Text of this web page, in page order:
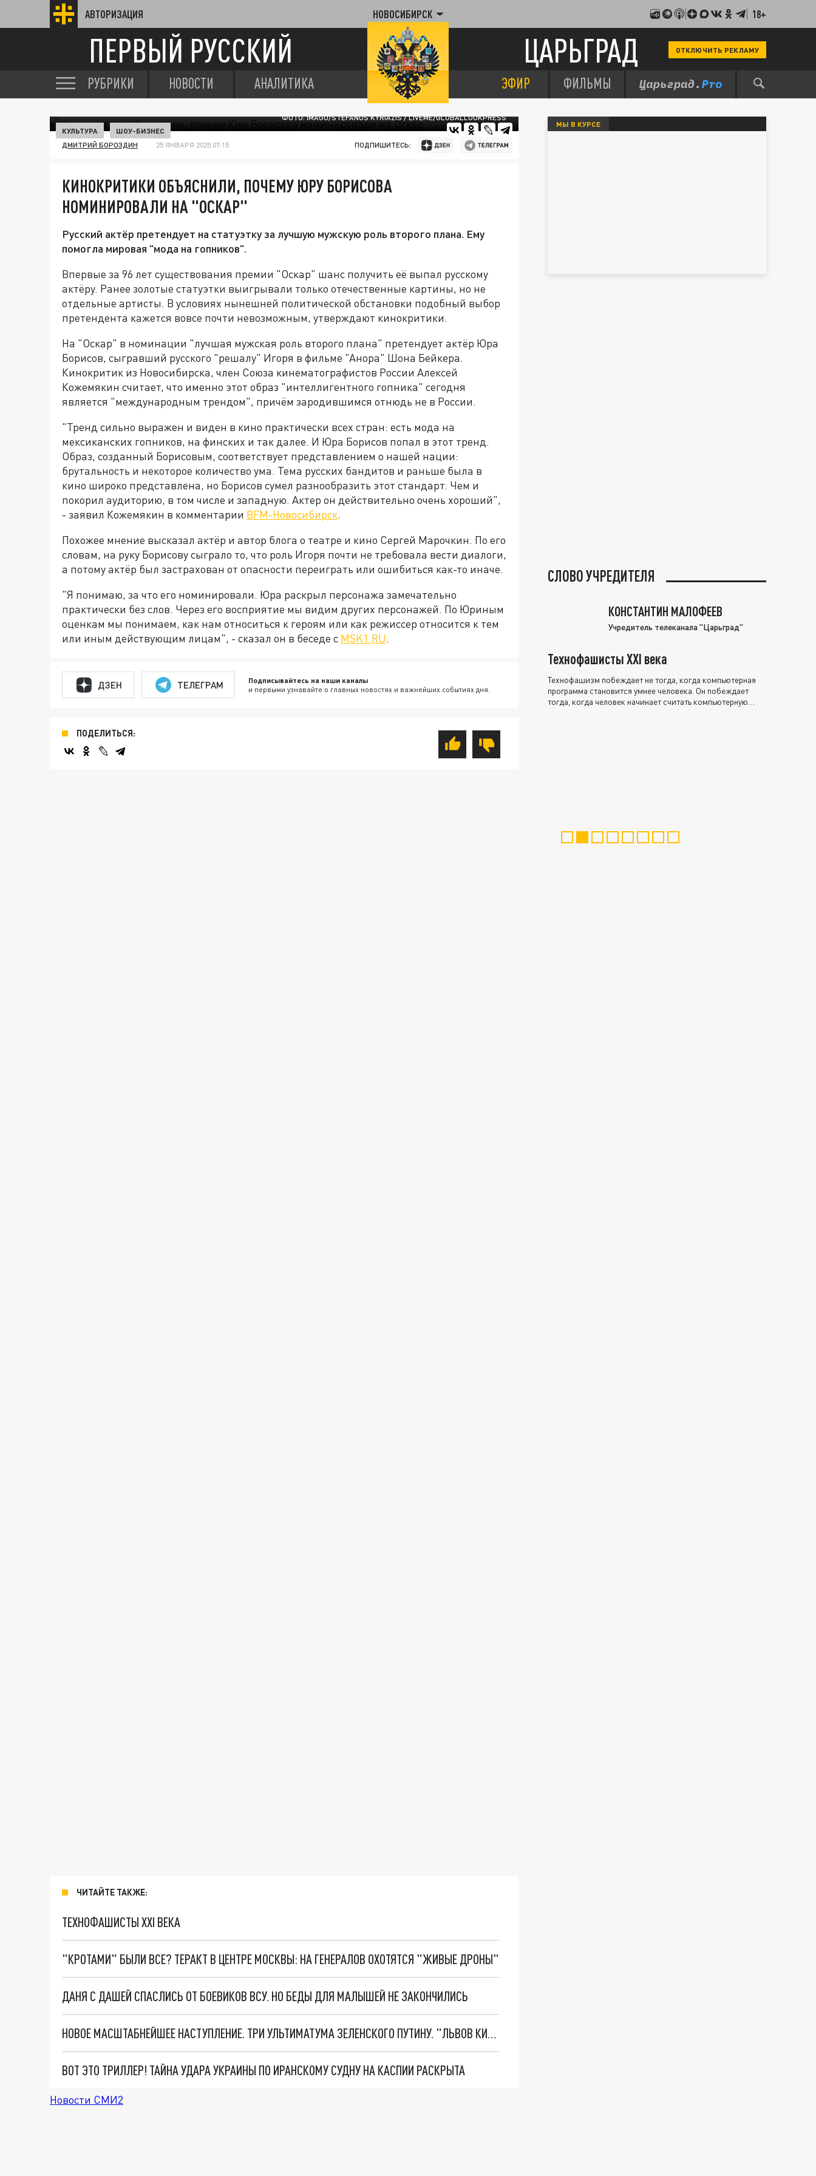
АВТОРИЗАЦИЯ НОВОСИБИРСК 18+
ПЕРВЫЙ РУССКИЙ ЦАРЬГРАД ОТКЛЮЧИТЬ РЕКЛАМУ
РУБРИКИ НОВОСТИ АНАЛИТИКА ЭФИР ФИЛЬМЫ
ФОТО: IMAGO/STEFANOS KYRIAZIS / LIVEME/GLOBALLOOKPRESS
КУЛЬТУРА ШОУ-БИЗНЕС
ДМИТРИЙ БОРОЗДИН 25 ЯНВАРЯ 2025 07:15 ПОДПИШИТЕСЬ:
КИНОКРИТИКИ ОБЪЯСНИЛИ, ПОЧЕМУ ЮРУ БОРИСОВА
НОМИНИРОВАЛИ НА "ОСКАР"
Русский актёр претендует на статуэтку за лучшую мужскую роль второго плана. Ему
помогла мировая "мода на гопников".
Впервые за 96 лет существования премии "Оскар" шанс получить её выпал русскому
актёру. Ранее золотые статуэтки выигрывали только отечественные картины, но не
отдельные артисты. В условиях нынешней политической обстановки подобный выбор
претендента кажется вовсе почти невозможным, утверждают кинокритики.
На "Оскар" в номинации "лучшая мужская роль второго плана" претендует актёр Юра
Борисов, сыгравший русского "решалу" Игоря в фильме "Анора" Шона Бейкера.
Кинокритик из Новосибирска, член Союза кинематографистов России Алексей
Кожемякин считает, что именно этот образ "интеллигентного гопника" сегодня
является "международным трендом", причём зародившимся отнюдь не в России.
"Тренд сильно выражен и виден в кино практически всех стран: есть мода на
мексиканских гопников, на финских и так далее. И Юра Борисов попал в этот тренд.
Образ, созданный Борисовым, соответствует представлением о нашей нации:
брутальность и некоторое количество ума. Тема русских бандитов и раньше была в
кино широко представлена, но Борисов сумел разнообразить этот стандарт. Чем и
покорил аудиторию, в том числе и западную. Актер он действительно очень хороший",
- заявил Кожемякин в комментарии BFM-Новосибирск.
Похожее мнение высказал актёр и автор блога о театре и кино Сергей Марочкин. По его
словам, на руку Борисову сыграло то, что роль Игоря почти не требовала вести диалоги,
а потому актёр был застрахован от опасности переиграть или ошибиться как-то иначе.
"Я понимаю, за что его номинировали. Юра раскрыл персонажа замечательно
практически без слов. Через его восприятие мы видим других персонажей. По Юриным
оценкам мы понимаем, как нам относиться к героям или как режиссер относится к тем
или иным действующим лицам", - сказал он в беседе с MSK1.RU.
ДЗЕН ТЕЛЕГРАМ Подписывайтесь на наши каналы
и первыми узнавайте о главных новостях и важнейших событиях дня.
ПОДЕЛИТЬСЯ:
ЧИТАЙТЕ ТАКЖЕ:
ТЕХНОФАШИСТЫ XXI ВЕКА
"КРОТАМИ" БЫЛИ ВСЕ? ТЕРАКТ В ЦЕНТРЕ МОСКВЫ: НА ГЕНЕРАЛОВ ОХОТЯТСЯ "ЖИВЫЕ ДРОНЫ"
ДАНЯ С ДАШЕЙ СПАСЛИСЬ ОТ БОЕВИКОВ ВСУ. НО БЕДЫ ДЛЯ МАЛЫШЕЙ НЕ ЗАКОНЧИЛИСЬ
НОВОЕ МАСШТАБНЕЙШЕЕ НАСТУПЛЕНИЕ. ТРИ УЛЬТИМАТУМА ЗЕЛЕНСКОГО ПУТИНУ. "ЛЬВОВ КИМА" ПОСТАВЯТ НА ПВО? ГЛОБАЛЬНЫЙ ПРОРЫВ ПОД ЗАПОРОЖЬЕМ
ВОТ ЭТО ТРИЛЛЕР! ТАЙНА УДАРА УКРАИНЫ ПО ИРАНСКОМУ СУДНУ НА КАСПИИ РАСКРЫТА
Новости СМИ2
МЫ В КУРСЕ
СЛОВО УЧРЕДИТЕЛЯ
КОНСТАНТИН МАЛОФЕЕВ
Учредитель телеканала "Царьград"
Технофашисты XXI века
Технофашизм побеждает не тогда, когда компьютерная
программа становится умнее человека. Он побеждает
тогда, когда человек начинает считать компьютерную